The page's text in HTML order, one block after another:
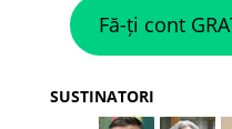
Fă-ți cont
SUSTINATORI